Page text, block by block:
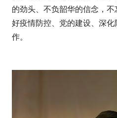
的劲头、不负韶华的信念，
好疫情防控、党的建设、深
作。